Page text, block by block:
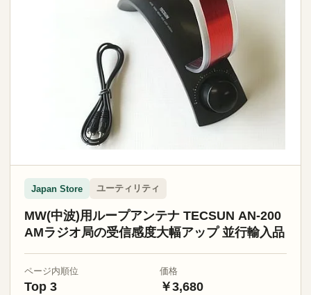
Japan Store ユーティリティ
MW(中波)用ループアンテナ TECSUN AN-200
AMラジオ局の受信感度大幅アップ 並行輸入品
ページ内順位
Top 3
価格
￥3,680